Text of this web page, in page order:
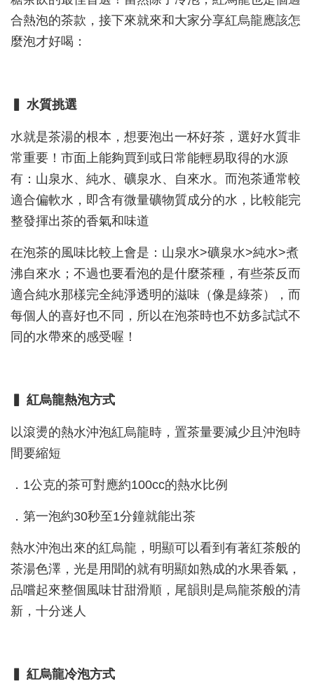
合熱泡的茶款，接下來就來和大家分享紅烏龍應該怎
麼泡才好喝：
▍ 水質挑選
水就是茶湯的根本，想要泡出一杯好茶，選好水質非
常重要！市面上能夠買到或日常能輕易取得的水源
有：山泉水、純水、礦泉水、自來水。而泡茶通常較
適合偏軟水，即含有微量礦物質成分的水，比較能完
整發揮出茶的香氣和味道
在泡茶的風味比較上會是：山泉水>礦泉水>純水>煮
沸自來水；不過也要看泡的是什麼茶種，有些茶反而
適合純水那樣完全純淨透明的滋味（像是綠茶），而
每個人的喜好也不同，所以在泡茶時也不妨多試試不
同的水帶來的感受喔！
▍ 紅烏龍熱泡方式
以滾燙的熱水沖泡紅烏龍時，置茶量要減少且沖泡時
間要縮短
．1公克的茶可對應約100cc的熱水比例
．第一泡約30秒至1分鐘就能出茶
熱水沖泡出來的紅烏龍，明顯可以看到有著紅茶般的
茶湯色澤，光是用聞的就有明顯如熟成的水果香氣，
品嚐起來整個風味甘甜滑順，尾韻則是烏龍茶般的清
新，十分迷人
▍ 紅烏龍冷泡方式